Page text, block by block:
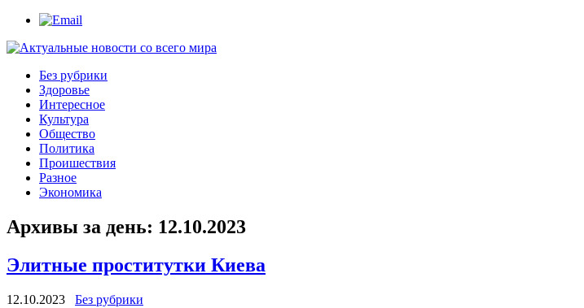
Без рубрики
Здоровье
Интересное
Культура
Общество
Политика
Проишествия
Разное
Экономика
Архивы за день: 12.10.2023
Элитные проститутки Киева
12.10.2023
Без рубрики